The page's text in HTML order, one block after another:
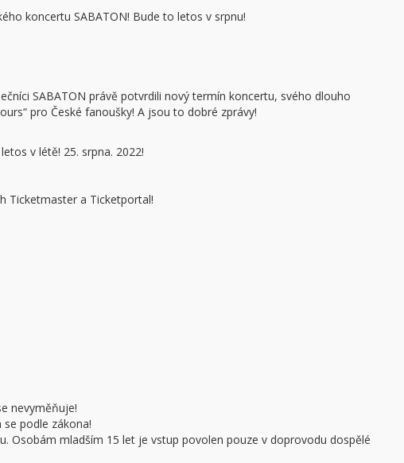
koncertu SABATON! Bude to letos v srpnu!
SABATON právě potvrdili nový termín koncertu, svého dlouho
pro České fanoušky! A jsou to dobré zprávy!
v létě! 25. srpna. 2022!
Ticketmaster a Ticketportal!
nevyměňuje!
podle zákona!
Osobám mladším 15 let je vstup povolen pouze v doprovodu dospělé